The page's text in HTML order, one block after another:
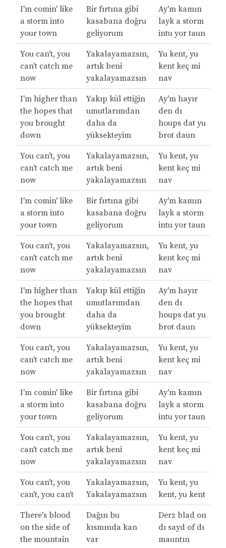
I'm comin' like
a storm into
your town
Bir fırtına gibi
kasabana doğru
geliyorum
Ay'm kamın
layk a storm
intu yor taun
You can't, you
can't catch me
now
Yakalayamazsın,
artık beni
yakalayamazsın
Yu kent, yu
kent keç mi
nav
I'm higher than
the hopes that
you brought
down
Yakıp kül ettiğin
umutlarımdan
daha da
yüksekteyim
Ay'm hayır
den dı
houps dat yu
brot daun
You can't, you
can't catch me
now
Yakalayamazsın,
artık beni
yakalayamazsın
Yu kent, yu
kent keç mi
nav
I'm comin' like
a storm into
your town
Bir fırtına gibi
kasabana doğru
geliyorum
Ay'm kamın
layk a storm
intu yor taun
You can't, you
can't catch me
now
Yakalayamazsın,
artık beni
yakalayamazsın
Yu kent, yu
kent keç mi
nav
I'm higher than
the hopes that
you brought
down
Yakıp kül ettiğin
umutlarımdan
daha da
yüksekteyim
Ay'm hayır
den dı
houps dat yu
brot daun
You can't, you
can't catch me
now
Yakalayamazsın,
artık beni
yakalayamazsın
Yu kent, yu
kent keç mi
nav
I'm comin' like
a storm into
your town
Bir fırtına gibi
kasabana doğru
geliyorum
Ay'm kamın
layk a storm
intu yor taun
You can't, you
can't catch me
now
Yakalayamazsın,
artık beni
yakalayamazsın
Yu kent, yu
kent keç mi
nav
You can't, you
can't, you can't
Yakalayamazsın,
Yakalayamazsın
Yu kent, yu
kent, yu kent
There's blood
on the side of
the mountain
Dağın bu
kısmında kan
var
Derz blad on
dı sayd of dı
mauntın